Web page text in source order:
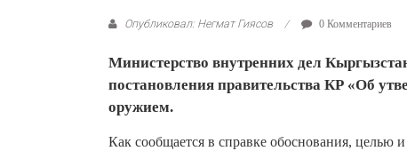
Опубликовал: Негмат Гиясов 0 Комментариев
Министерство внутренних дел
постановления правительства КР «Об
оружием.
Как сообщается в справке обоснования, целью